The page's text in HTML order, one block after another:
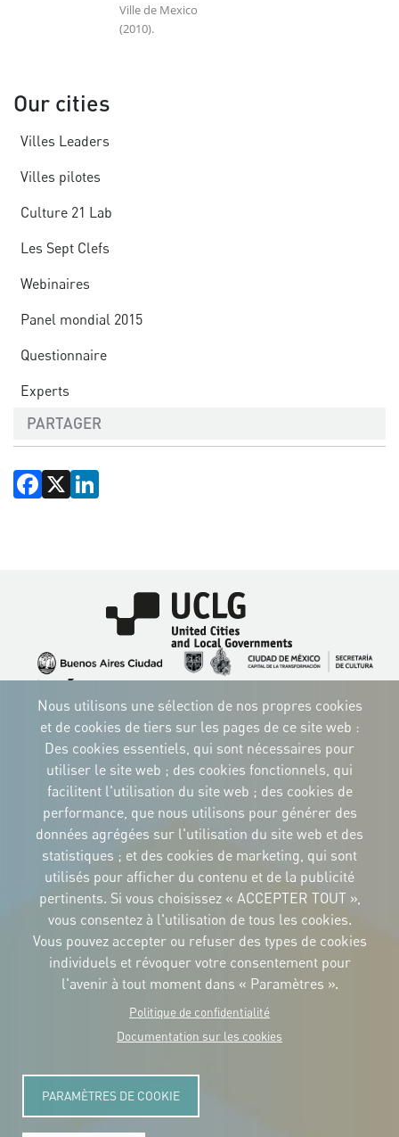
Ville de Mexico
(2010).
Our cities
Villes Leaders
Villes pilotes
Culture 21 Lab
Les Sept Clefs
Webinaires
Panel mondial 2015
Questionnaire
Experts
PARTAGER
Facebook
X
Image
Image
Image
Image
ImageImage
IDENTITÉ CORPORTATIVE
Téléchargez
manuel
NEWSLETTER
CONTACT
Carrer Avinyó, 15
08002 Barcelona
culture@uclg.org
Nous utilisons une sélection de nos propres cookies
et de cookies de tiers sur les pages de ce site web :
Des cookies essentiels, qui sont nécessaires pour
utiliser le site web ; des cookies fonctionnels, qui
facilitent l'utilisation du site web ; des cookies de
performance, que nous utilisons pour générer des
données agrégées sur l'utilisation du site web et des
statistiques ; et des cookies de marketing, qui sont
utilisés pour afficher du contenu et de la publicité
pertinents. Si vous choisissez « ACCEPTER TOUT »,
vous consentez à l'utilisation de tous les cookies.
Vous pouvez accepter ou refuser des types de cookies
individuels et révoquer votre consentement pour
l'avenir à tout moment dans « Paramètres ».
Politique de confidentialité
Documentation sur les cookies
PARAMÈTRES DE COOKIE